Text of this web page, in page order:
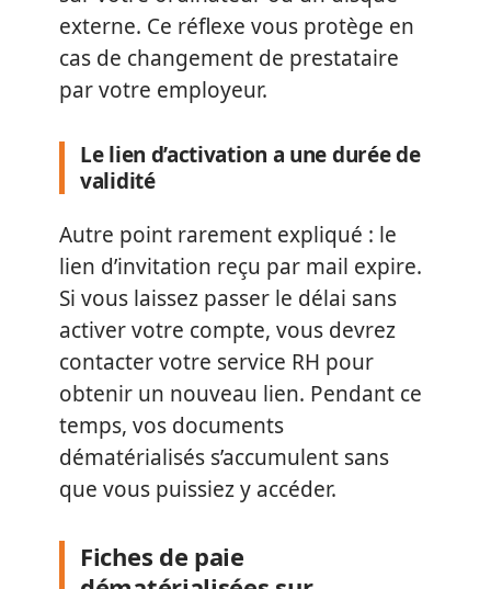
externe. Ce réflexe vous protège en
cas de changement de prestataire
par votre employeur.
Le lien d’activation a une durée de
validité
Autre point rarement expliqué : le
lien d’invitation reçu par mail expire.
Si vous laissez passer le délai sans
activer votre compte, vous devrez
contacter votre service RH pour
obtenir un nouveau lien. Pendant ce
temps, vos documents
dématérialisés s’accumulent sans
que vous puissiez y accéder.
Fiches de paie